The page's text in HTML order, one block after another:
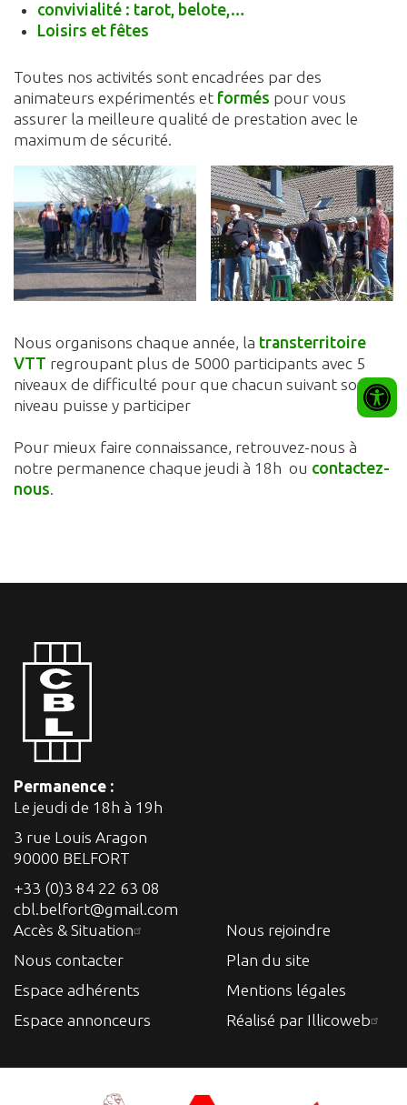
convivialité : tarot, belote,…
Loisirs et fêtes
Toutes nos activités sont encadrées par des
animateurs expérimentés et formés pour vous
assurer la meilleure qualité de prestation avec le
maximum de sécurité.
Nous organisons chaque année, la transterritoire
VTT regroupant plus de 5000 participants avec 5
niveaux de difficulté pour que chacun suivant son
niveau puisse y participer
Pour mieux faire connaissance, retrouvez-nous à
notre permanence chaque jeudi à 18h ou contactez-
nous.
Permanence :
Le jeudi de 18h à 19h
3 rue Louis Aragon
90000 BELFORT
+33 (0)3 84 22 63 08
cbl.belfort@gmail.com
Accès & Situation
Nous contacter
Espace adhérents
Espace annonceurs
Nous rejoindre
Plan du site
Mentions légales
Réalisé par Illicoweb